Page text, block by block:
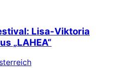
Lisa-Viktoria
„LAHEA“